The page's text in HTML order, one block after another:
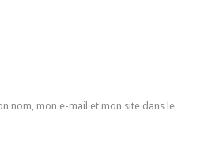
nom, mon e-mail et mon site dans le